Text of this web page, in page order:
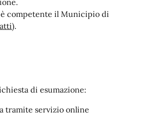
competente il Municipio di
).
di esumazione:
tramite servizio online